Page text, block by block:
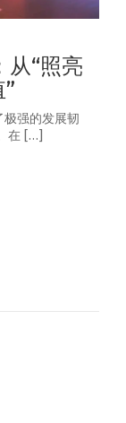
从“照亮
极强的发展韧
在 […]